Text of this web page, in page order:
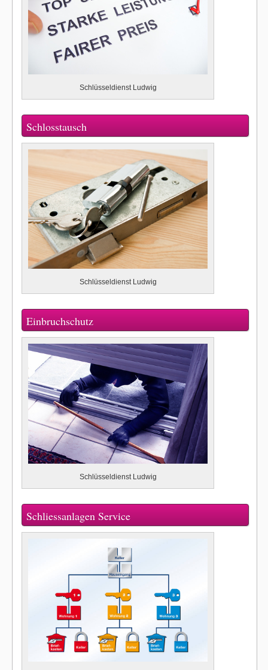
Schlüsseldienst Ludwig
Schlosstausch
Schlüsseldienst Ludwig
Einbruchschutz
Schlüsseldienst Ludwig
Schliessanlagen Service